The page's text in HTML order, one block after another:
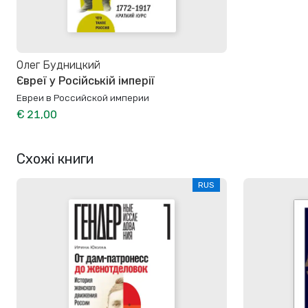
Олег Будницкий
Євреї у Російській імперії
Евреи в Российской империи
€ 21,00
Схожі книги
RUS